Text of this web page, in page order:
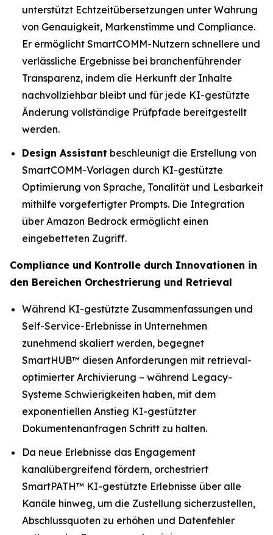
unterstützt Echtzeitübersetzungen unter Wahrung
von Genauigkeit, Markenstimme und Compliance.
Er ermöglicht SmartCOMM-Nutzern schnellere und
verlässliche Ergebnisse bei branchenführender
Transparenz, indem die Herkunft der Inhalte
nachvollziehbar bleibt und für jede KI-gestützte
Änderung vollständige Prüfpfade bereitgestellt
werden.
Design Assistant beschleunigt die Erstellung von
SmartCOMM-Vorlagen durch KI-gestützte
Optimierung von Sprache, Tonalität und Lesbarkeit
mithilfe vorgefertigter Prompts. Die Integration
über Amazon Bedrock ermöglicht einen
eingebetteten Zugriff.
Compliance und Kontrolle durch Innovationen in
den Bereichen Orchestrierung und Retrieval
Während KI-gestützte Zusammenfassungen und
Self-Service-Erlebnisse in Unternehmen
zunehmend skaliert werden, begegnet
SmartHUB™ diesen Anforderungen mit retrieval-
optimierter Archivierung – während Legacy-
Systeme Schwierigkeiten haben, mit dem
exponentiellen Anstieg KI-gestützter
Dokumentenanfragen Schritt zu halten.
Da neue Erlebnisse das Engagement
kanalübergreifend fördern, orchestriert
SmartPATH™ KI-gestützte Erlebnisse über alle
Kanäle hinweg, um die Zustellung sicherzustellen,
Abschlussquoten zu erhöhen und Datenfehler